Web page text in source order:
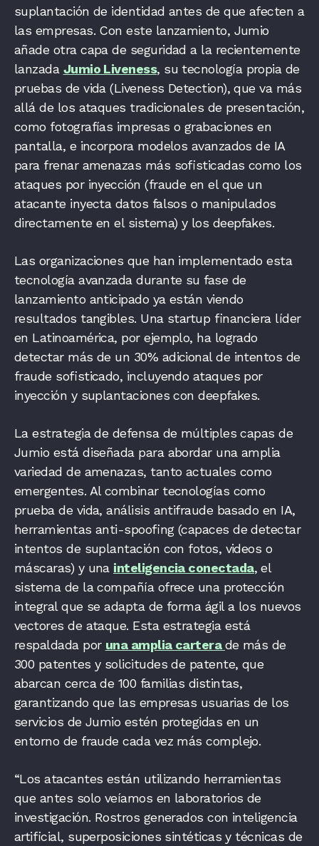
suplantación de identidad antes de que afecten a
las empresas. Con este lanzamiento, Jumio
añade otra capa de seguridad a la recientemente
lanzada Jumio Liveness, su tecnología propia de
pruebas de vida (Liveness Detection), que va más
allá de los ataques tradicionales de presentación,
como fotografías impresas o grabaciones en
pantalla, e incorpora modelos avanzados de IA
para frenar amenazas más sofisticadas como los
ataques por inyección (fraude en el que un
atacante inyecta datos falsos o manipulados
directamente en el sistema) y los deepfakes.
Las organizaciones que han implementado esta
tecnología avanzada durante su fase de
lanzamiento anticipado ya están viendo
resultados tangibles. Una startup financiera líder
en Latinoamérica, por ejemplo, ha logrado
detectar más de un 30% adicional de intentos de
fraude sofisticado, incluyendo ataques por
inyección y suplantaciones con deepfakes.
La estrategia de defensa de múltiples capas de
Jumio está diseñada para abordar una amplia
variedad de amenazas, tanto actuales como
emergentes. Al combinar tecnologías como
prueba de vida, análisis antifraude basado en IA,
herramientas anti-spoofing (capaces de detectar
intentos de suplantación con fotos, videos o
máscaras) y una inteligencia conectada, el
sistema de la compañía ofrece una protección
integral que se adapta de forma ágil a los nuevos
vectores de ataque. Esta estrategia está
respaldada por una amplia cartera de más de
300 patentes y solicitudes de patente, que
abarcan cerca de 100 familias distintas,
garantizando que las empresas usuarias de los
servicios de Jumio estén protegidas en un
entorno de fraude cada vez más complejo.
“Los atacantes están utilizando herramientas
que antes solo veíamos en laboratorios de
investigación. Rostros generados con inteligencia
artificial, superposiciones sintéticas y técnicas de